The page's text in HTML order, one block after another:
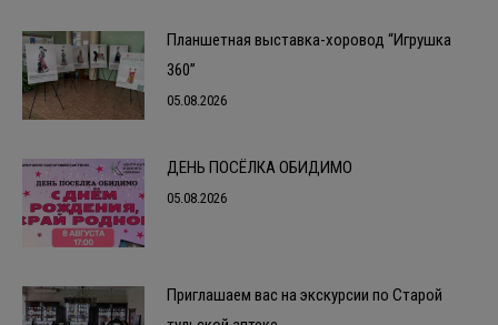
Планшетная выставка-хоровод “Игрушка
360”
05.08.2026
ДЕНЬ ПОСЁЛКА ОБИДИМО
05.08.2026
Приглашаем вас на экскурсии по Старой